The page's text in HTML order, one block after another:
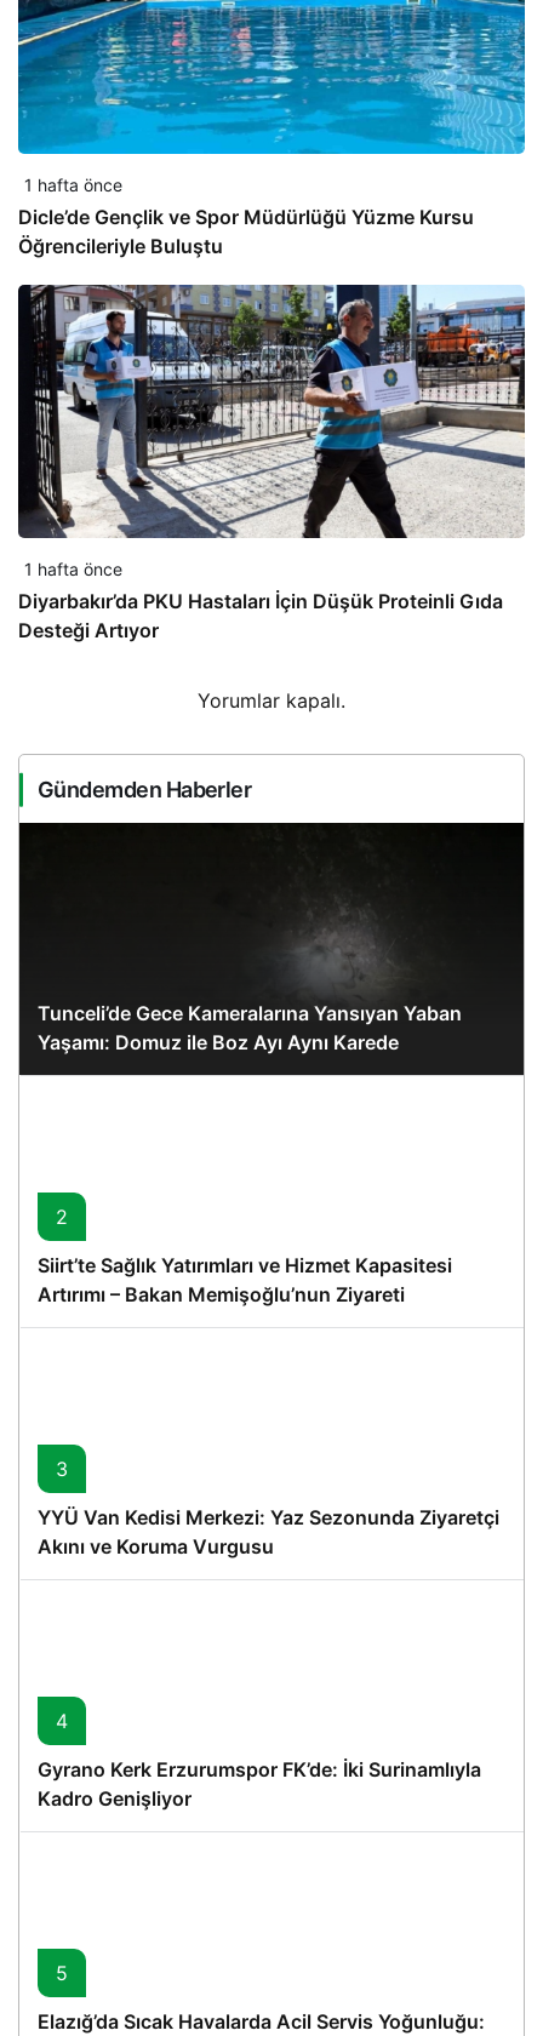
1 hafta önce
Dicle’de Gençlik ve Spor Müdürlüğü Yüzme Kursu
Öğrencileriyle Buluştu
1 hafta önce
Diyarbakır’da PKU Hastaları İçin Düşük Proteinli Gıda
Desteği Artıyor
Yorumlar kapalı.
Gündemden Haberler
Tunceli’de Gece Kameralarına Yansıyan Yaban
Yaşamı: Domuz ile Boz Ayı Aynı Karede
2
Siirt’te Sağlık Yatırımları ve Hizmet Kapasitesi
Artırımı – Bakan Memişoğlu’nun Ziyareti
3
YYÜ Van Kedisi Merkezi: Yaz Sezonunda Ziyaretçi
Akını ve Koruma Vurgusu
4
Gyrano Kerk Erzurumspor FK’de: İki Surinamlıyla
Kadro Genişliyor
5
Elazığ’da Sıcak Havalarda Acil Servis Yoğunluğu: